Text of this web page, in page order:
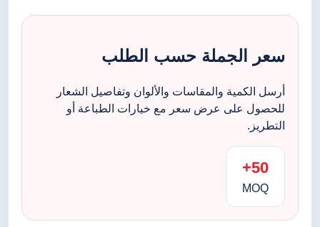
سعر الجملة حسب الطلب
أرسل الكمية والمقاسات والألوان وتفاصيل الشعار
للحصول على عرض سعر مع خيارات الطباعة أو
التطريز.
50+
MOQ